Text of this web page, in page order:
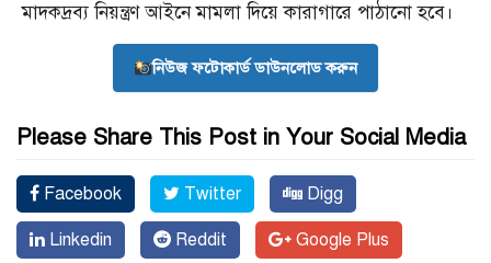
মাদকদ্রব্য নিয়ন্ত্রণ আইনে মামলা দিয়ে কারাগারে পাঠানো হবে।
নিউজ ফটোকার্ড ডাউনলোড করুন
Please Share This Post in Your Social Media
Facebook Twitter Digg
Linkedin Reddit Google Plus